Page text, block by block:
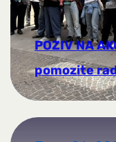
POZIV NA
pomozite